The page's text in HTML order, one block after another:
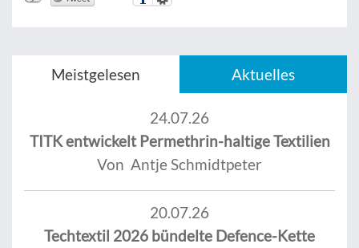
Meistgelesen Aktuelles
24.07.26
TITK entwickelt Permethrin-haltige Textilien
Von Antje Schmidtpeter
20.07.26
Techtextil 2026 bündelte Defence-Kette